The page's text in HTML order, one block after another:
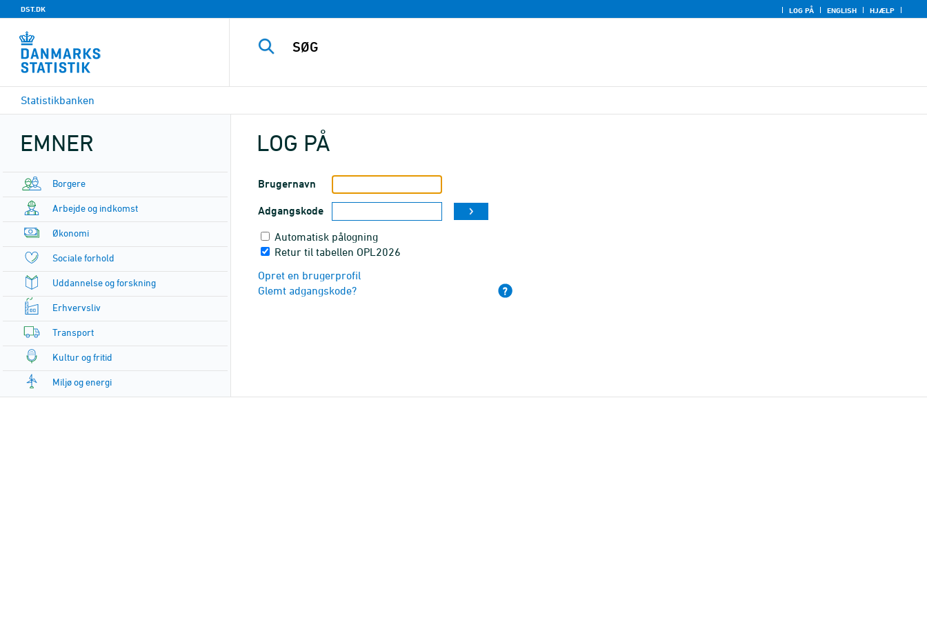
DST.DK LOG PÅ ENGLISH HJÆLP
Statistikbanken
EMNER
Borgere
Arbejde og indkomst
Økonomi
Sociale forhold
Uddannelse og forskning
Erhvervsliv
Transport
Kultur og fritid
Miljø og energi
LOG PÅ
Brugernavn
Adgangskode
Automatisk pålogning
Retur til tabellen OPL2026
Opret en brugerprofil
Glemt adgangskode?